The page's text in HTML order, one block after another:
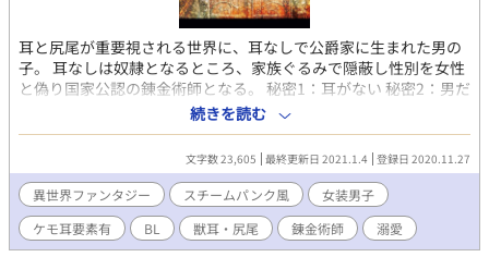
耳と尻尾が重要視される世界に、耳なしで公爵家に生まれた男の
子。 耳なしは奴隷となるところ、家族ぐるみで隠蔽し性別を女性
と偽り国家公認の錬金術師となる。 秘密1：耳がない 秘密2：男だ
けど公爵令嬢 秘密3：耳なしは子どもが産める 秘密を抱えたま
ま、耳なしの錬金術師が幸せに近付く物語。
続きを読む
文字数 23,605 最終更新日 2021.1.4 登録日 2020.11.27
異世界ファンタジー スチームパンク風
女装男子
ケモ耳要素有
BL 獣耳・尻尾 錬金術師 溺愛